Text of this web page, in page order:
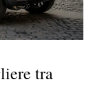
tra